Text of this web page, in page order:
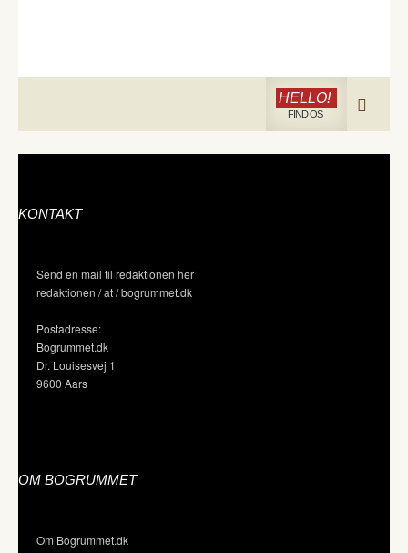
HELLO!
FIND OS
KONTAKT
Send en mail til redaktionen her
redaktionen / at / bogrummet.dk
Postadresse:
Bogrummet.dk
Dr. Louisesvej 1
9600 Aars
OM BOGRUMMET
Om Bogrummet.dk